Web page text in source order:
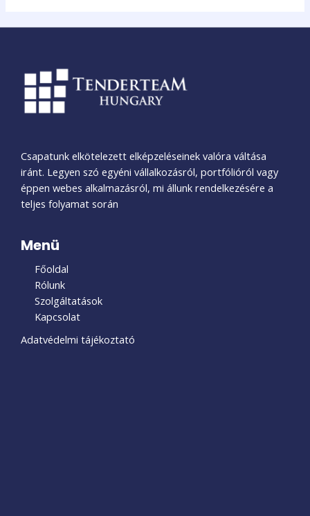
Csapatunk elkötelezett elképzeléseinek valóra váltása
iránt. Legyen szó egyéni vállalkozásról, portfólióról vagy
éppen webes alkalmazásról, mi állunk rendelkezésére a
teljes folyamat során
Menü
Főoldal
Rólunk
Szolgáltatások
Kapcsolat
Adatvédelmi tájékoztató